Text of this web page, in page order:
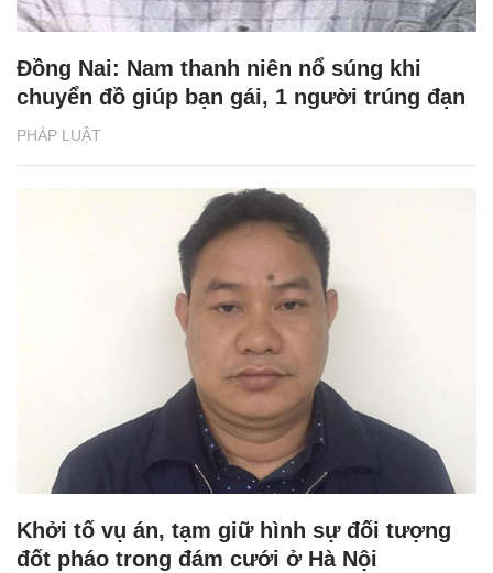
PHÁP LUẬT
Đồng Nai: Nam thanh niên nổ súng khi
chuyển đồ giúp bạn gái, 1 người trúng đạn
Khởi tố vụ án, tạm giữ hình sự đối tượng
đốt pháo trong đám cưới ở Hà Nội